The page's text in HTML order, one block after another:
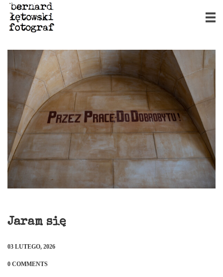
Jaram się
03 LUTEGO, 2026
0 COMMENTS